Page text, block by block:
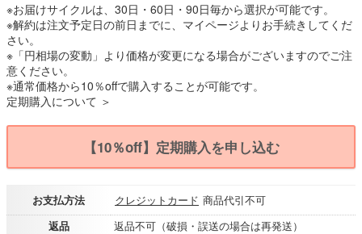
※お届けサイクルは、30日・60日・90日毎から選択が可能です。
※解約は注文予定日の前日までに、マイページよりお手続きしてくだ
さい。
※「円相場の変動」より価格が変更になる場合がございますのでご注
意ください。
※通常価格から10％offで購入することが可能です。
定期購入について ＞
【10％off】定期購入を申し込む
お支払方法 クレジットカード 商品代引不可
返品
返品不可（破損・誤送の場合は再発送）